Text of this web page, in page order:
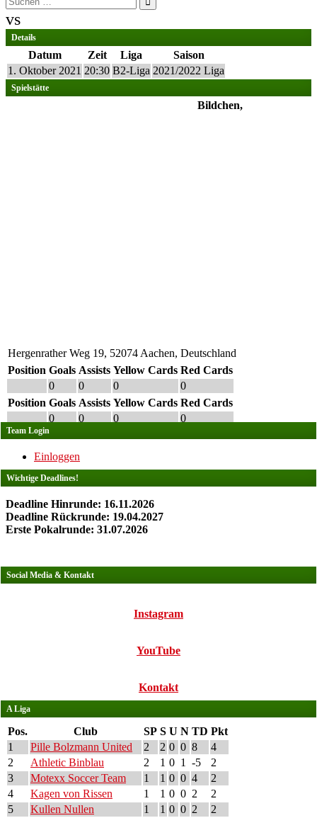
nach:
vs
Details
Datum Zeit Liga
Saison
1. Oktober 2021 20:30 B2-Liga 2021/2022 Liga
Spielstätte
Bildchen,
Hergenrather Weg 19, 52074 Aachen, Deutschland
Position Goals Assists Yellow Cards Red Cards
0
0 0
0
Position Goals Assists Yellow Cards Red Cards
0
0 0 0
Team Login
Einloggen
Wichtige Deadlines!
Deadline Hinrunde: 16.11.2026
Deadline Rückrunde: 19.04.2027
Erste Pokalrunde: 31.07.2026
Social Media & Kontakt
Instagram
YouTube
Kontakt
A Liga
Pos. Club SP S U N TD Pkt
1
Pille Bolzmann United 2 2 0 0 8
4
2
Athletic Binblau 2 1 0 1 -5
2
3
Motexx Soccer Team 1 1 0 0 4
2
4
Kagen von Rissen 1 1 0 0 2
2
5
Kullen Nullen 1 1 0 0 2
2